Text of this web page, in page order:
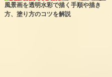
風景画を透明水彩で描く手順や描き
方、塗り方のコツを解説